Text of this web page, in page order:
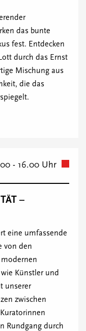
das bunte
fest. Entdecken
durch das Ernst
Mischung aus
die das
- 16.00 Uhr
–
eine umfassende
von den
Künstler und
unserer
zwischen
Rundgang durch